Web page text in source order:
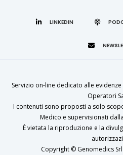
LINKEDIN
Servizio on-line dedicato alle
Operatori
I contenuti sono proposti a solo
Medico e supervisionati
È vietata la riproduzione e la
Copyright © Genomedics Srl